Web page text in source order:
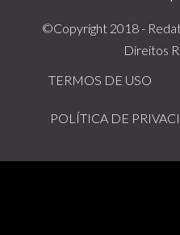
©Copyright 2018 -
Direitos
TERMOS DE USO
POLÍTICA DE